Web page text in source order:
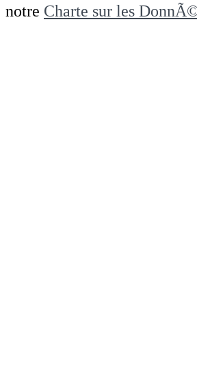
notre Charte sur les